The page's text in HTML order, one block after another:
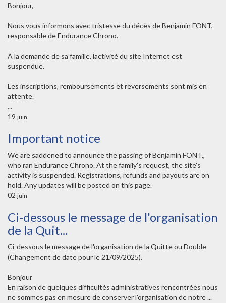
Bonjour,
Nous vous informons avec tristesse du décès de Benjamin FONT,
responsable de Endurance Chrono.
À la demande de sa famille, lactivité du site Internet est
suspendue.
Les inscriptions, remboursements et reversements sont mis en
attente.
...
19 juin
Important notice
We are saddened to announce the passing of Benjamin FONT,,
who ran Endurance Chrono. At the family's request, the site's
activity is suspended. Registrations, refunds and payouts are on
hold. Any updates will be posted on this page.
02 juin
Ci-dessous le message de l'organisation
de la Quit...
Ci-dessous le message de l'organisation de la Quitte ou Double
(Changement de date pour le 21/09/2025).
Bonjour
En raison de quelques difficultés administratives rencontrées nous
ne sommes pas en mesure de conserver l'organisation de notre ...